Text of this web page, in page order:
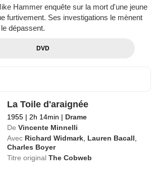
Hammer enquête sur la mort d'une jeune
furtivement. Ses investigations le mènent
dépassent.
DVD
La Toile d'araignée
1955 | 2h 14min | Drame
De Vincente Minnelli
Avec Richard Widmark, Lauren Bacall,
Charles Boyer
Titre originalThe Cobweb